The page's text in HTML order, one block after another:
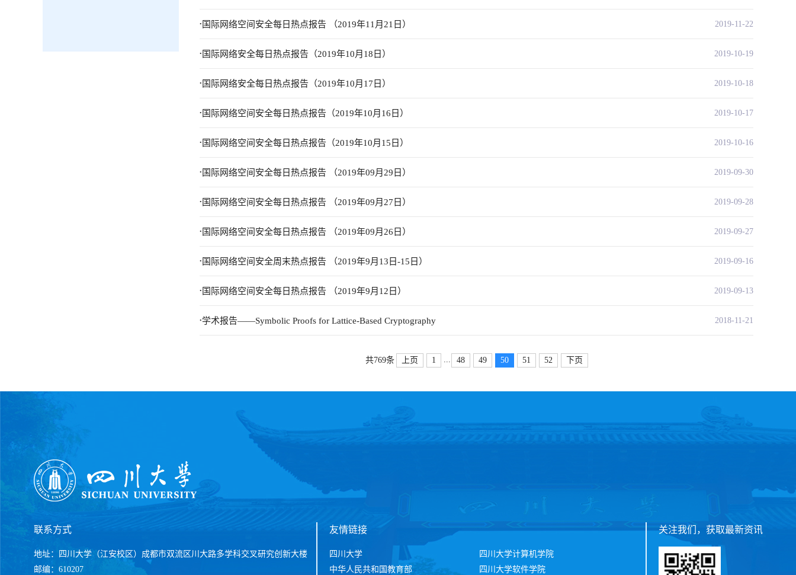
. 国际网络空间安全每日热点报告 （2019年11月21日） 2019-11-22
. 国际网络安全每日热点报告（2019年10月18日） 2019-10-19
. 国际网络安全每日热点报告（2019年10月17日） 2019-10-18
. 国际网络空间安全每日热点报告（2019年10月16日） 2019-10-17
. 国际网络空间安全每日热点报告（2019年10月15日） 2019-10-16
. 国际网络空间安全每日热点报告 （2019年09月29日） 2019-09-30
. 国际网络空间安全每日热点报告 （2019年09月27日） 2019-09-28
. 国际网络空间安全每日热点报告 （2019年09月26日） 2019-09-27
. 国际网络空间安全周末热点报告 （2019年9月13日-15日） 2019-09-16
. 国际网络空间安全每日热点报告 （2019年9月12日） 2019-09-13
.学术报告——Symbolic Proofs for Lattice-Based Cryptography 2018-11-21
共769条 上页 1 ... 48 49 50 51 52 下页
联系方式
地址：四川大学（江安校区）成都市双流区川大路多学科交叉研究创新大楼
邮编：610207
友情链接
四川大学
中华人民共和国教育部
四川大学计算机学院
四川大学软件学院
关注我们，获取最新资讯